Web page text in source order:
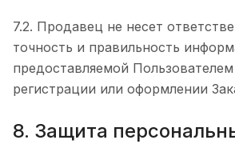
7.2. Продавец не несет
точность и правильность
предоставляемой
регистрации или оформлении
8. Защита